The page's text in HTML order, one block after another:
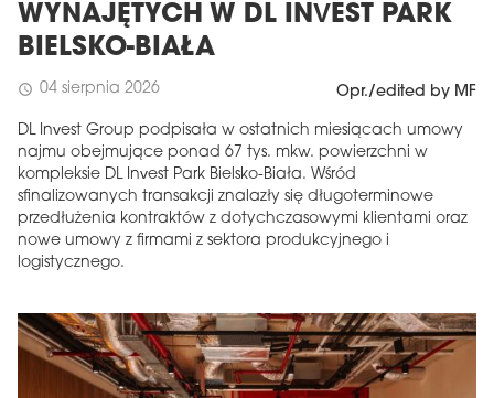
WYNAJĘTYCH W DL INVEST PARK
BIELSKO-BIAŁA
schedule 04 sierpnia 2026 Opr./edited by MF
DL Invest Group podpisała w ostatnich miesiącach umowy
najmu obejmujące ponad 67 tys. mkw. powierzchni w
kompleksie DL Invest Park Bielsko-Biała. Wśród
sfinalizowanych transakcji znalazły się długoterminowe
przedłużenia kontraktów z dotychczasowymi klientami oraz
nowe umowy z firmami z sektora produkcyjnego i
logistycznego.